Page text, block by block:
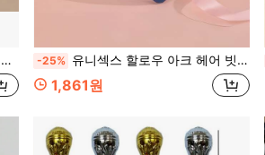
-25% 유니섹스 할로우 아크 헤어 빗, 모기향 모양의 립 헤어 브러시 젖은 또는 마른 사용, 엉킴 방지 두피 마사지 기능 헤어 브러시, 곱슬거림 방지 부드러운 헤어 빗, 듀얼 젖은 및 마른 스타일링 브러시. 길고 짧고 곱슬머리에 적합하며 가정, 미용실 및 여행을 위한 이상적인 휴일 선물입니다.
1,861원